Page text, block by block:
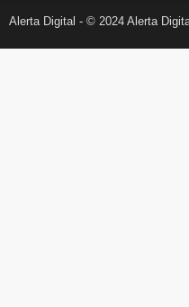
Alerta Digital - © 2024 Alerta